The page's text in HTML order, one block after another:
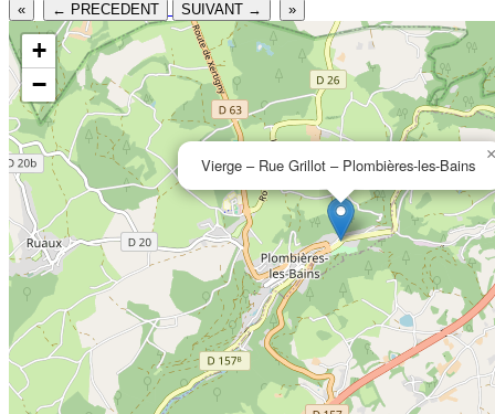
« ← PRECEDENT SUIVANT → »
Vierge – Rue Grillot – Plombières-les-Bains
×
+
−